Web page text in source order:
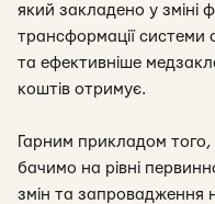
який закладено у зміні
трансформації системи
та ефективніше
коштів отримує.
Гарним прикладом
бачимо на рівні
змін та запровадження